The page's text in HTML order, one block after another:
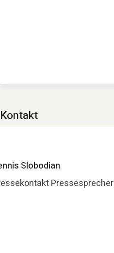
Kontakt
Slobodian
Pressesprecher